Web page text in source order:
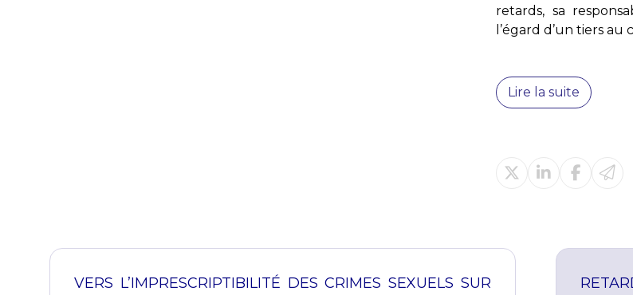
retards, sa
l’égard d’un tiers au
Lire la suite
VERS L’IMPRESCRIPTIBILITÉ DES CRIMES SEXUELS SUR